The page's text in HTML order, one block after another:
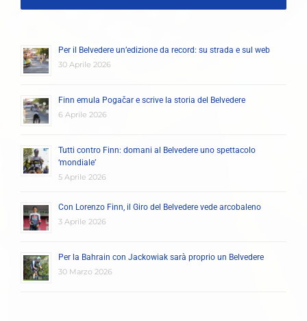
Per il Belvedere un’edizione da record: su strada e sul web
30 Aprile 2026
Finn emula Pogačar e scrive la storia del Belvedere
6 Aprile 2026
Tutti contro Finn: domani al Belvedere uno spettacolo
‘mondiale’
5 Aprile 2026
Con Lorenzo Finn, il Giro del Belvedere vede arcobaleno
3 Aprile 2026
Per la Bahrain con Jackowiak sarà proprio un Belvedere
30 Marzo 2026